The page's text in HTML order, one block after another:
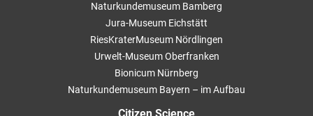
Naturkundemuseum Bamberg
Jura-Museum Eichstätt
RiesKraterMuseum Nördlingen
Urwelt-Museum Oberfranken
Bionicum Nürnberg
Naturkundemuseum Bayern – im Aufbau